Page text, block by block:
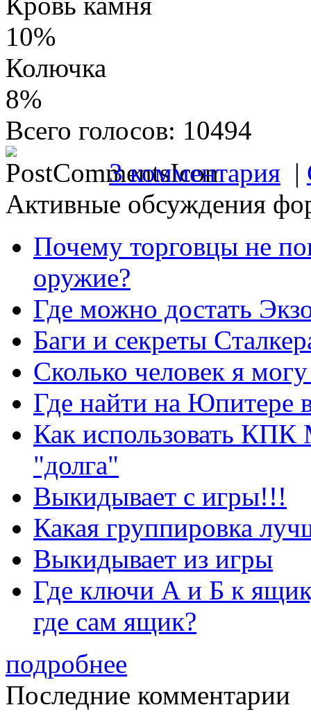
10%
Колючка
8%
Всего голосов: 10494
3 комментария |
Активные обсуждения
Почему торговцы не
оружие?
Где можно достать
Баги и секреты
Сколько человек я
Где найти на Юпитере
Как использовать
"долга"
Выкидывает с игры!!!
Какая группировка
Выкидывает из игры
Где ключи А и Б к
где сам ящик?
подробнее
Последние комментарии